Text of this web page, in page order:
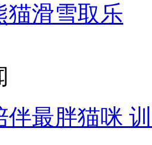
猫滑雪取乐
伴最胖猫咪